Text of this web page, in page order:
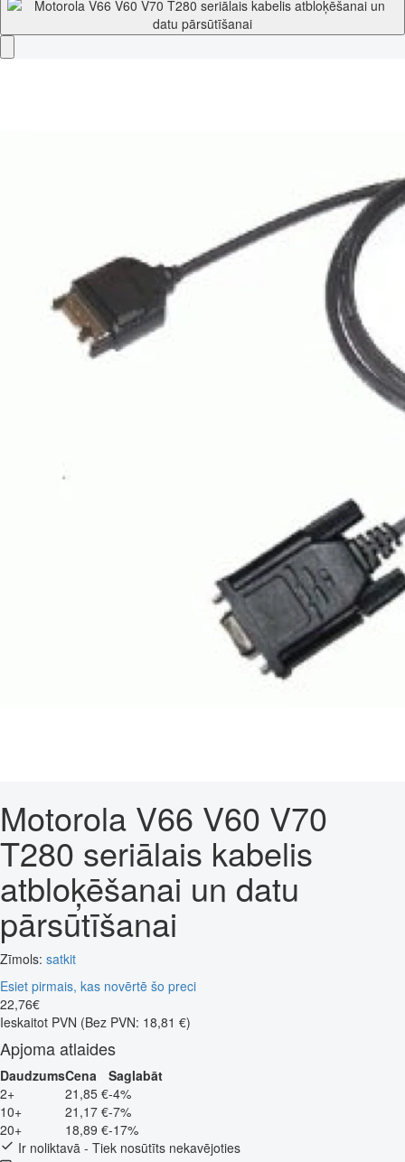
Motorola V66 V60 V70
T280 seriālais kabelis
atbloķēšanai un datu
pārsūtīšanai
Zīmols: satkit
Esiet pirmais, kas novērtē šo preci
22,76€
Ieskaitot PVN (Bez PVN: 18,81 €)
Apjoma atlaides
DaudzumsCena
Saglabāt
2+
21,85 €-4%
10+
21,17 €-7%
20+
18,89 €-17%
Ir noliktavā - Tiek nosūtīts nekavējoties